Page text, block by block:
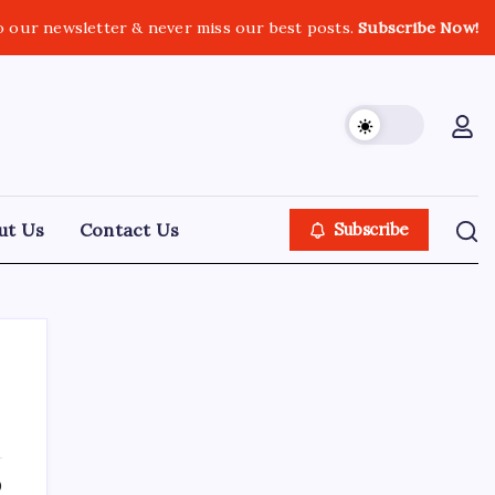
our newsletter & never miss our best posts.Subscribe Now!
Us Contact Us Subscribe